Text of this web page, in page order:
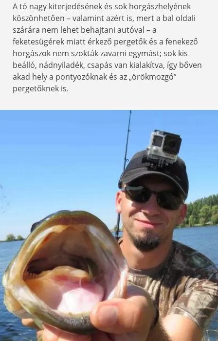
A tó nagy kiterjedésének és sok horgászhelyének
köszönhetően – valamint azért is, mert a bal oldali
szárára nem lehet behajtani autóval – a
feketesügérek miatt érkező pergetők és a fenekező
horgászok nem szokták zavarni egymást; sok kis
beálló, nádnyiladék, csapás van kialakítva, így bőven
akad hely a pontyozóknak és az „örökmozgó”
pergetőknek is.